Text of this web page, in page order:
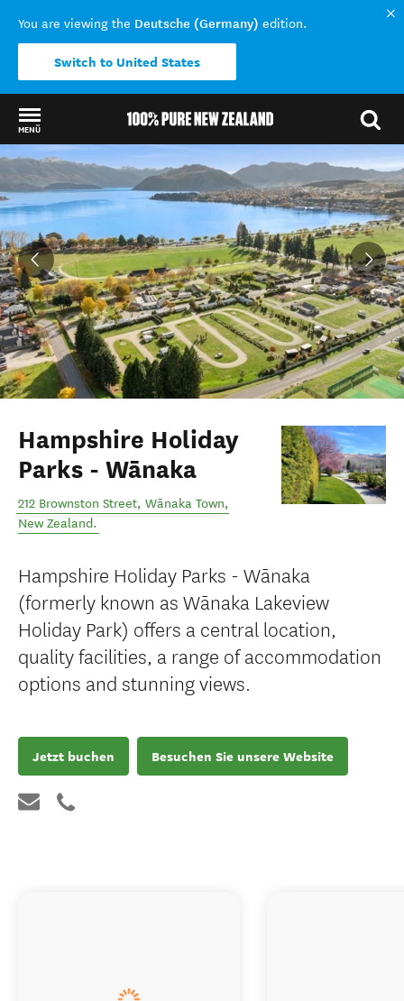
You are viewing the Deutsche (Germany) edition.
Switch to United States
MENÜ
Back to my results
Hampshire Holiday
Parks - Wānaka
212 Brownston Street, Wānaka Town,
New Zealand.
Hampshire Holiday Parks - Wānaka
(formerly known as Wānaka Lakeview
Holiday Park) offers a central location,
quality facilities, a range of accommodation
options and stunning views.
Jetzt buchen Besuchen Sie unsere Website